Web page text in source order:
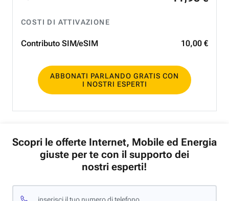
COSTI DI ATTIVAZIONE
Contributo SIM/eSIM 10,00 €
ABBONATI PARLANDO GRATIS CON
I NOSTRI ESPERTI
Scopri le offerte Internet, Mobile ed Energia
giuste per te con il supporto dei
nostri esperti!
inserisci il tuo numero di telefono